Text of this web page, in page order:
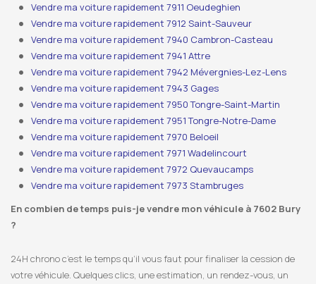
Vendre ma voiture rapidement 7911 Oeudeghien
Vendre ma voiture rapidement 7912 Saint-Sauveur
Vendre ma voiture rapidement 7940 Cambron-Casteau
Vendre ma voiture rapidement 7941 Attre
Vendre ma voiture rapidement 7942 Mévergnies-Lez-Lens
Vendre ma voiture rapidement 7943 Gages
Vendre ma voiture rapidement 7950 Tongre-Saint-Martin
Vendre ma voiture rapidement 7951 Tongre-Notre-Dame
Vendre ma voiture rapidement 7970 Beloeil
Vendre ma voiture rapidement 7971 Wadelincourt
Vendre ma voiture rapidement 7972 Quevaucamps
Vendre ma voiture rapidement 7973 Stambruges
En combien de temps puis-je vendre mon véhicule à 7602 Bury
?
24H chrono c’est le temps qu’il vous faut pour finaliser la cession de
votre véhicule. Quelques clics, une estimation, un rendez-vous, un